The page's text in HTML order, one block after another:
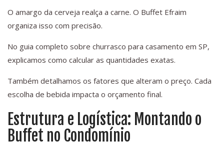
O amargo da cerveja realça a carne. O Buffet Efraim
organiza isso com precisão.
No guia completo sobre churrasco para casamento em SP,
explicamos como calcular as quantidades exatas.
Também detalhamos os fatores que alteram o preço. Cada
escolha de bebida impacta o orçamento final.
Estrutura e Logística: Montando o
Buffet no Condomínio